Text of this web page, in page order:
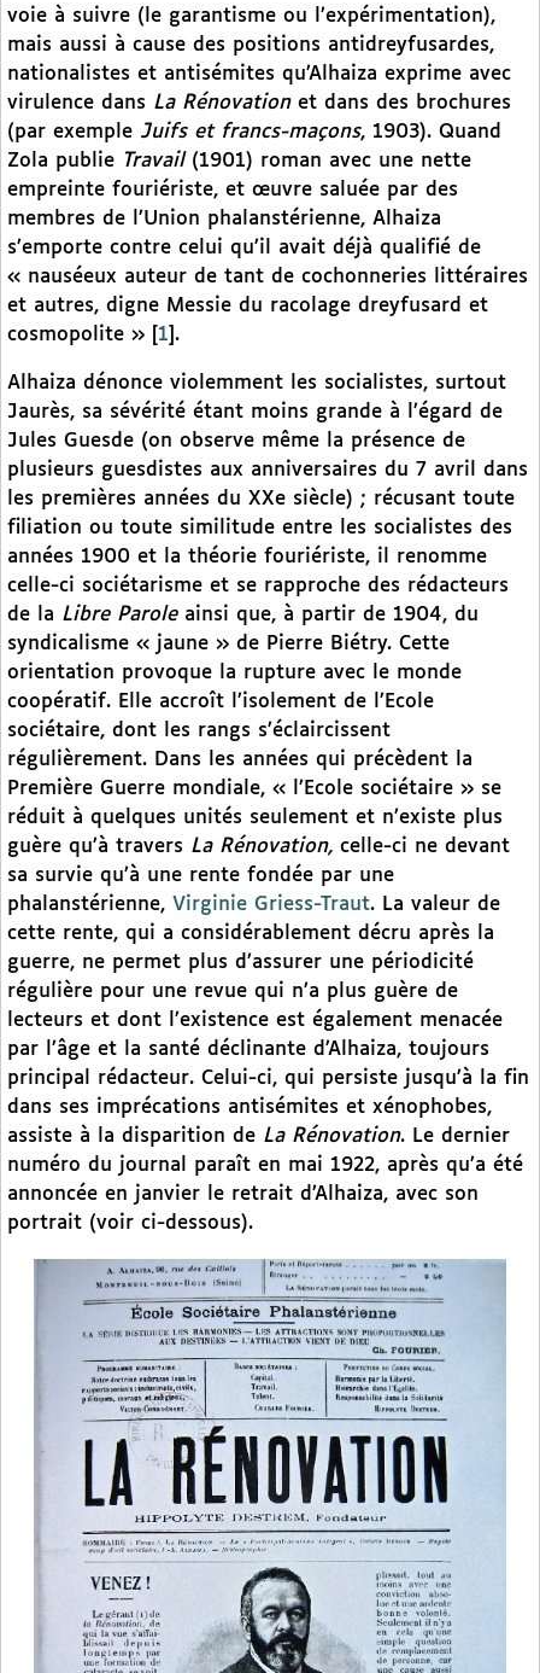
voie à suivre (le garantisme ou l’expérimentation),
mais aussi à cause des positions antidreyfusardes,
nationalistes et antisémites qu’Alhaiza exprime avec
virulence dans La Rénovation et dans des brochures
(par exemple Juifs et francs-maçons, 1903). Quand
Zola publie Travail(1901) roman avec une nette
empreinte fouriériste, et œuvre saluée par des
membres de l’Union phalanstérienne, Alhaiza
s’emporte contre celui qu’il avait déjà qualifié de
« nauséeux auteur de tant de cochonneries littéraires
et autres, digne Messie du racolage dreyfusard et
cosmopolite »
1 .
Alhaiza dénonce violemment les socialistes, surtout
Jaurès, sa sévérité étant moins grande à l’égard de
Jules Guesde (on observe même la présence de
plusieurs guesdistes aux anniversaires du 7 avril dans
les premières années du XXe siècle) ; récusant toute
filiation ou toute similitude entre les socialistes des
années 1900 et la théorie fouriériste, il renomme
celle-ci sociétarisme et se rapproche des rédacteurs
de la Libre Parole ainsi que, à partir de 1904, du
syndicalisme « jaune » de Pierre Biétry. Cette
orientation provoque la rupture avec le monde
coopératif. Elle accroît l’isolement de l’Ecole
sociétaire, dont les rangs s’éclaircissent
régulièrement. Dans les années qui précèdent la
Première Guerre mondiale, « l’Ecole sociétaire » se
réduit à quelques unités seulement et n’existe plus
guère qu’à travers La Rénovation, celle-ci ne devant
sa survie qu’à une rente fondée par une
phalanstérienne, Virginie Griess-Traut. La valeur de
cette rente, qui a considérablement décru après la
guerre, ne permet plus d’assurer une périodicité
régulière pour une revue qui n’a plus guère de
lecteurs et dont l’existence est également menacée
par l’âge et la santé déclinante d’Alhaiza, toujours
principal rédacteur. Celui-ci, qui persiste jusqu’à la fin
dans ses imprécations antisémites et xénophobes,
assiste à la disparition de La Rénovation. Le dernier
numéro du journal paraît en mai 1922, après qu’a été
annoncée en janvier le retrait d’Alhaiza, avec son
portrait (voir ci-dessous).